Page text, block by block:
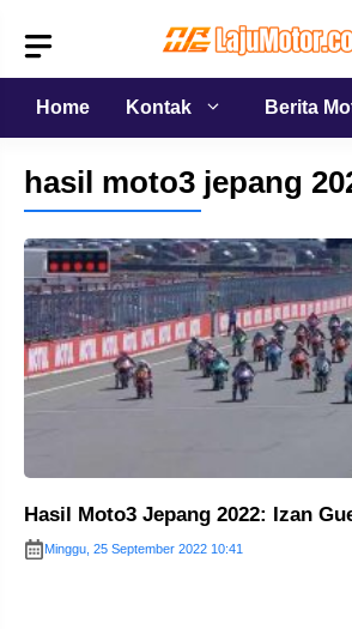
isi
Home
Kontak Berita
hasil moto3 jepang
Hasil Moto3 Jepang 2022: Izan
Minggu, 25 September 2022 10:41